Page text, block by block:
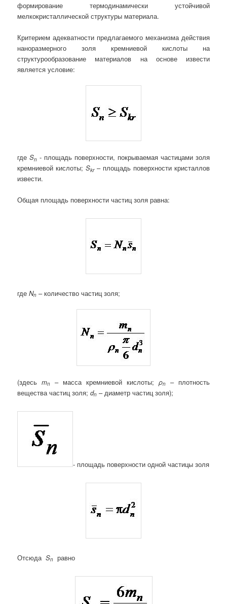
формирование термодинамически устойчивой
мелкокристаллической структуры материала.
Критерием адекватности предлагаемого механизма действия
наноразмерного золя кремниевой кислоты на
структурообразование материалов на основе извести
является условие:
где ­Sn - площадь поверхности, покрываемая частицами золя
кремниевой кислоты; ­Skr– площадь поверхности кристаллов
извести.
Общая площадь поверхности частиц золя равна:
где ­Nn – количество частиц золя;
(здесь ­mn – масса кремниевой кислоты; ρn
– плотность
вещества частиц золя;dn – диаметр частиц золя);
- площадь поверхности одной частицы золя
ОтсюдаSn равно